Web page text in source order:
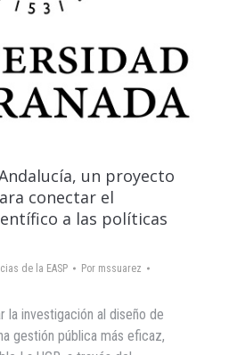
un proyecto
conectar el
a las políticas
de la EASP Por mssuarez
la investigación al diseño de
gestión pública más eficaz,